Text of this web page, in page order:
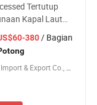
Tertutup
Kapal Laut
380/ Bagian